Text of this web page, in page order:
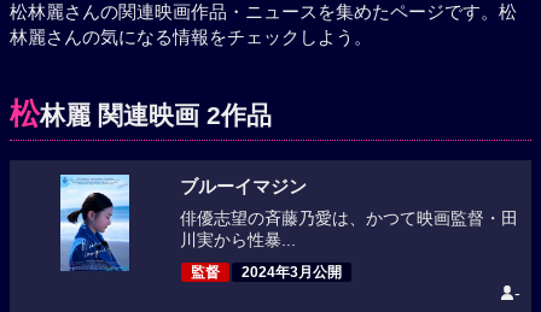
松林麗さんの関連映画作品・ニュースを集めたページです。松
林麗さんの気になる情報をチェックしよう。
松林麗 関連映画 2作品
ブルーイマジン
俳優志望の斉藤乃愛は、かつて映画監督・田
川実から性暴...
監督 2024年3月公開
-